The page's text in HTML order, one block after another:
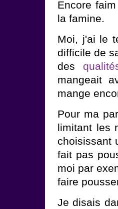
Encore
la famine.
Moi, j'ai le
difficile de
des
mangeait
mange
Pour ma
limitant les
choisissant
fait pas
moi par
faire
Je disais